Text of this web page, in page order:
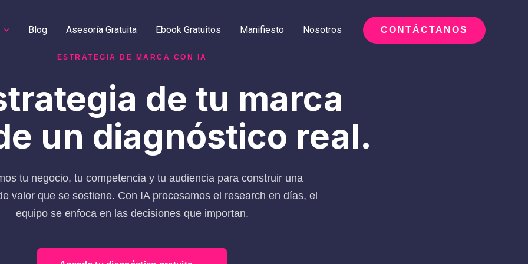
Blog Asesoría Gratuita Ebook Gratuitos Manifiesto Nosotros CONTÁCTANOS
ESTRATEGIA DE MARCA CON IA
de tu marca
un diagnóstico real.
tu negocio, tu competencia y tu audiencia para construir una
valor que se sostiene. Con IA procesamos el research en días, el
equipo se enfoca en las decisiones que importan.